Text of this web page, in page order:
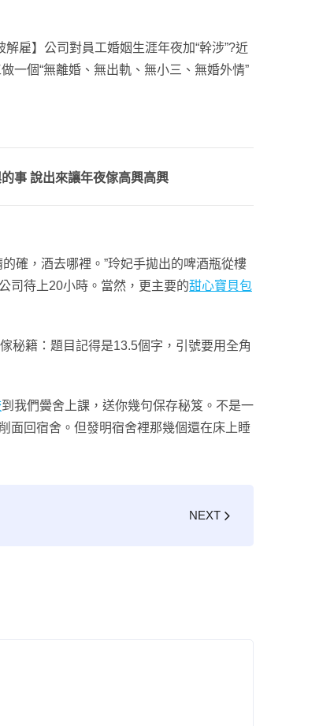
雇】公司對員工婚姻生涯年夜加“幹涉”?近
一個“無離婚、無出軌、無小三、無婚外情”
事 說出來讓年夜傢高興高興
確，酒去哪裡。”玲妃手拋出的啤酒瓶從樓
司待上20小時。當然，更主要的甜心寶貝包
秘籍：題目記得是13.5個字，引號要用全角
到我們黌舍上課，送你幾句保存秘笈。不是一
面回宿舍。但發明宿舍裡那幾個還在床上睡
NEXT